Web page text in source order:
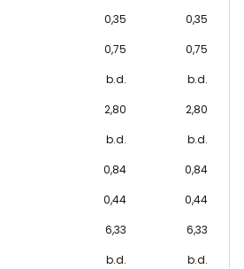
0,35
0,35
0,75
0,75
b.d.
b.d.
2,80
2,80
b.d.
b.d.
0,84
0,84
0,44
0,44
6,33
6,33
b.d. b.d.